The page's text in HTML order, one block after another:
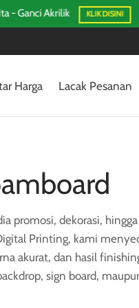
Akrilik KLIK DISINI
Harga Lacak Pesanan
promosi, dekorasi,
Printing, kami
akurat, dan hasil
sign board,